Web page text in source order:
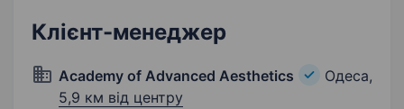
Клієнт-менеджер
Academy of Advanced Aesthetics
Одеса,
5,9 км від центру